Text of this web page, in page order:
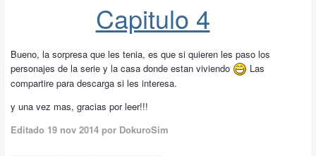
Capitulo 4
Bueno, la sorpresa que les tenia, es que si quieren les paso los
personajes de la serie y la casa donde estan viviendo
Las
compartire para descarga si les interesa.
y una vez mas, gracias por leer!!!
Editado 19 nov 2014 por DokuroSim